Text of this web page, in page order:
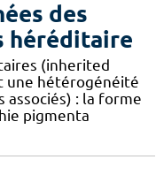
des
héréditaire
(inherited
une hétérogénéité
: la forme
pigmenta